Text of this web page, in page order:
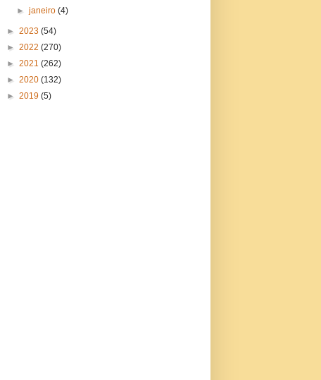
►janeiro(4)
► 2023 (54)
► 2022 (270)
► 2021 (262)
► 2020 (132)
► 2019 (5)